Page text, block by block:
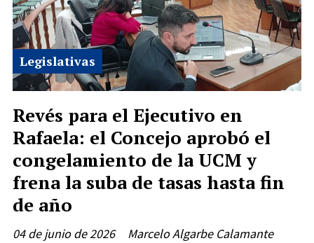
Revés para el Ejecutivo en
Rafaela: el Concejo aprobó el
congelamiento de la UCM y
frena la suba de tasas hasta fin
de año
Marcelo Algarbe Calamante
Legislativas
04 de junio de 2026